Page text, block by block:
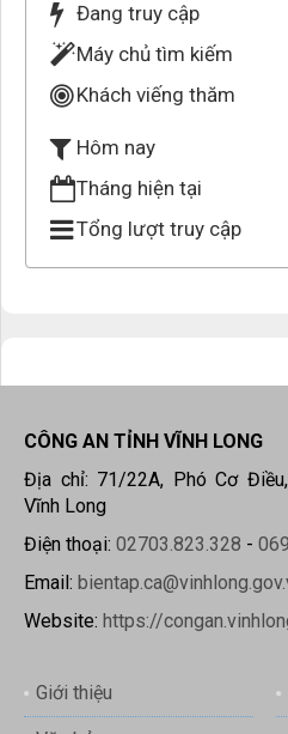
Đang truy cập
Máy chủ tìm kiếm
Khách viếng thăm
Hôm nay
Tháng hiện tại
Tổng lượt truy cập
CÔNG AN TỈNH VĨNH LONG
Địa chỉ: 71/22A, Phó Cơ
Vĩnh Long
Điện thoại: 02703.823.328 -
Email:
Website: https://
Giới thiệu